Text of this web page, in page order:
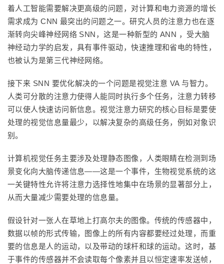
着人工智能需要解决更高级的问题，对计算和电力资源的增长
需求成为 CNN 最突出的问题之一。研究人员的注意力也在逐
渐转向尖峰神经网络 SNN，这是一种新型的 ANN ，受大脑
神经动力学的启发，具有事件驱动，快速推理和省电的特性，
也被认为是第三代神经网络。
接下来 SNN 要优化解决的一个问题是视觉注意 VA 与智力。
人类可分散的注意力使得人能同时执行多个任务，注意力转移
可以使人快速访问新信息。视觉注意力研究的核心目标是要使
处理的视觉信息量最少，以解决复杂的高级任务，例如对象识
别。
计算机视觉任务主要涉及处理静态图像，人类眼睛在检测到场
景变化向大脑传递信息——这是一个事件，生物视觉系统的这
一关键特性允许将注意力选择性地集中在场景的显著部分上，
从而大量减少需要处理的信息量。
假设针对一张人在草地上打高尔夫的图像。传统的传感器中，
数据以帧的形式传输，图像上的所有内容都要经过处理，而重
要的信息是人的运动，以及带动的球杆和球的运动。这时，基
于事件的传感器并不会读取每个像素并且以恒定速率发送帧，